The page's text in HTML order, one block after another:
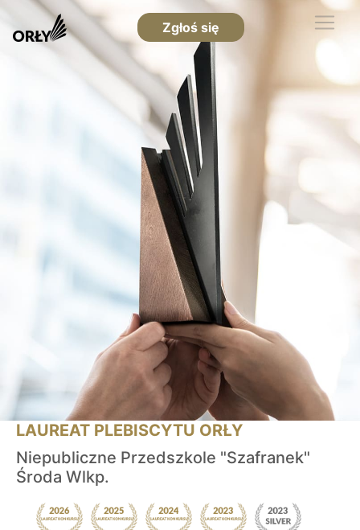
Zgłoś się
LAUREAT PLEBISCYTU ORŁY
Niepubliczne Przedszkole "Szafranek"
Środa Wlkp.